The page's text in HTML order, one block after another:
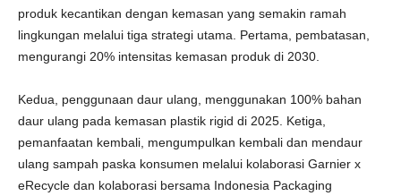
produk kecantikan dengan kemasan yang semakin ramah
lingkungan melalui tiga strategi utama. Pertama, pembatasan,
mengurangi 20% intensitas kemasan produk di 2030.
Kedua, penggunaan daur ulang, menggunakan 100% bahan
daur ulang pada kemasan plastik rigid di 2025. Ketiga,
pemanfaatan kembali, mengumpulkan kembali dan mendaur
ulang sampah paska konsumen melalui kolaborasi Garnier x
eRecycle dan kolaborasi bersama Indonesia Packaging